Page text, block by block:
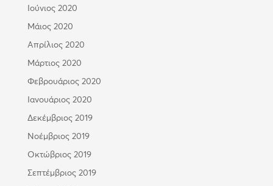
Ιούνιος 2020
Μάιος 2020
Απρίλιος 2020
Μάρτιος 2020
Φεβρουάριος 2020
Ιανουάριος 2020
Δεκέμβριος 2019
Νοέμβριος 2019
Οκτώβριος 2019
Σεπτέμβριος 2019